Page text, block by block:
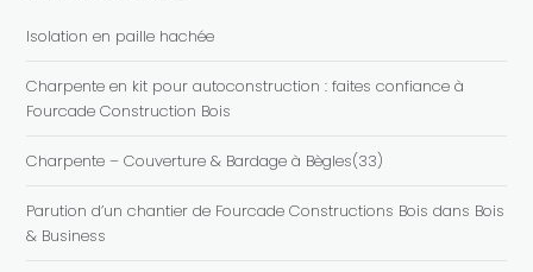
Isolation en paille hachée
Charpente en kit pour autoconstruction : faites confiance à
Fourcade Construction Bois
Charpente – Couverture & Bardage à Bègles(33)
Parution d’un chantier de Fourcade Constructions Bois dans Bois
& Business